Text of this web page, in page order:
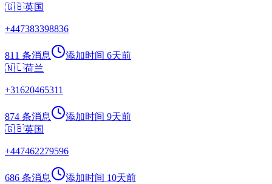
🇬🇧英国
+447383398836
811 条消息 添加时间 6天前
🇳🇱荷兰
+31620465311
874 条消息 添加时间 9天前
🇬🇧英国
+447462279596
686 条消息 添加时间 10天前